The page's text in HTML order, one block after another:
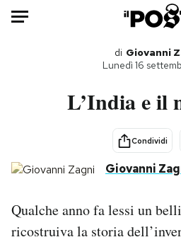
Tecnologia
di Giovanni
Lunedì 16
L’India e il
Condividi
Giovanni
Qualche anno fa lessi un
ricostruiva la storia